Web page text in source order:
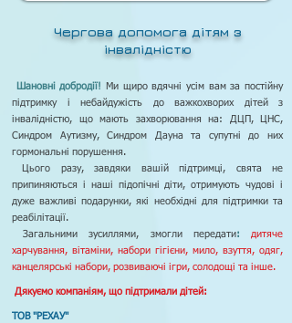
Чергова допомога дітям з
інвалідністю
Шановні добродії!
Ми щиро вдячні усім вам за постійну
підтримку і небайдужість до важкохворих дітей з
інвалідністю, що мають захворювання на: ДЦП, ЦНС,
Синдром Аутизму, Синдром Дауна та супутні до них
гормональні порушення.
Цього разу, завдяки вашій підтримці, свята не
припиняються і наші підопічні діти, отримують чудові і
дуже важливі подарунки, які необхідні для підтримки та
реабілітації.
Загальними зусиллями,
змогли передати:
дитяче
харчування, вітаміни, набори гігієни, мило, взуття, одяг,
канцелярські набори, розвиваючі ігри, солодощі та інше.
Дякуємо компаніям, що підтримали дітей:
ТОВ "РЕХАУ"